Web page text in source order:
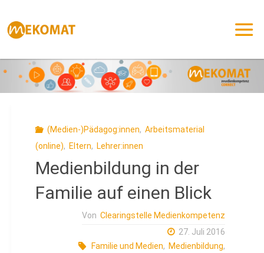
Inhalt
springen
(Medien-)Pädagog:innen, Arbeitsmaterial
(online), Eltern, Lehrer:innen
Medienbildung in der
Familie auf einen Blick
Von Clearingstelle Medienkompetenz
27. Juli 2016
Familie und Medien, Medienbildung,